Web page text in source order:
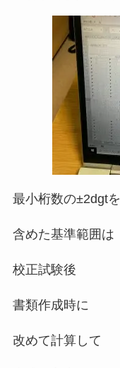
最小桁数の±2dgtを
含めた基準範囲は
校正試験後
書類作成時に
改めて計算して